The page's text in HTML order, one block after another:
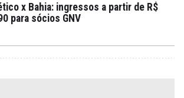
x Bahia: ingressos a partir de R$
para sócios GNV